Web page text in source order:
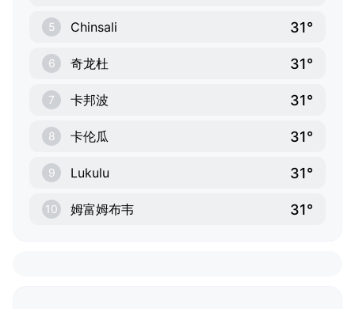
5 Chinsali 31°
6 奇龙杜 31°
7 卡邦波 31°
8 卡伦瓜 31°
9 Lukulu 31°
10 姆富姆布韦 31°